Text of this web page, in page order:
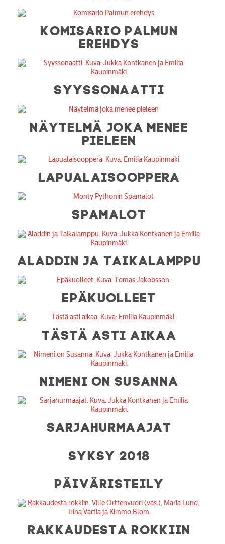
KOMISARIO PALMUN
EREHDYS
SYYSSONAATTI
NÄYTELMÄ JOKA MENEE
PIELEEN
LAPUALAISOOPPERA
SPAMALOT
ALADDIN JA TAIKALAMPPU
EPÄKUOLLEET
TÄSTÄ ASTI AIKAA
NIMENI ON SUSANNA
SARJAHURMAAJAT
SYKSY 2018
PÄIVÄRISTEILY
RAKKAUDESTA ROKKIIN